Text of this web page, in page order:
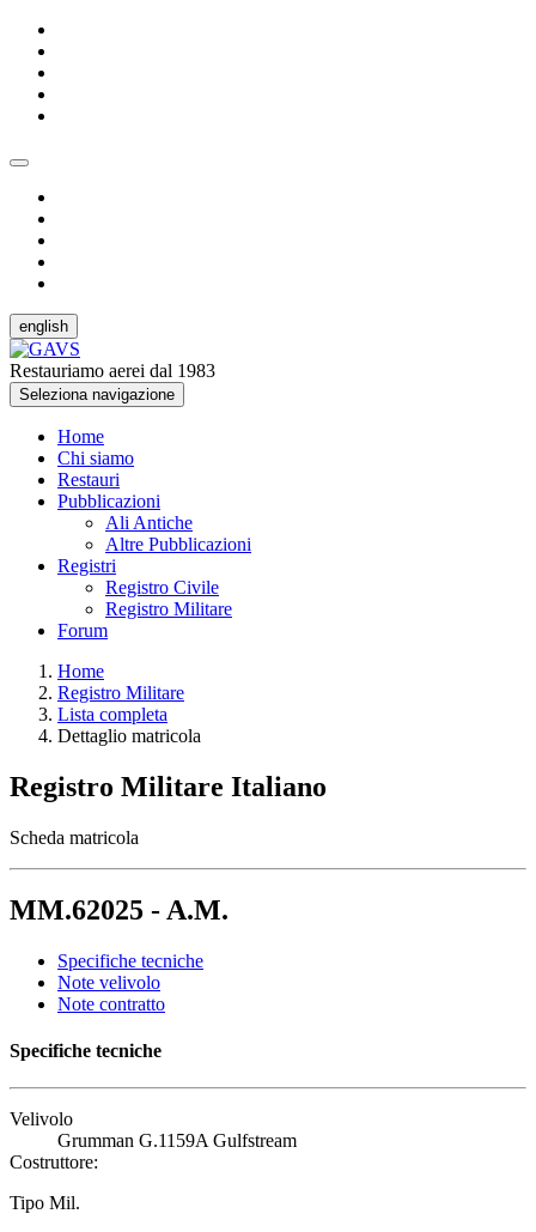
english
Restauriamo aerei dal 1983
Seleziona navigazione
Home
Chi siamo
Restauri
Pubblicazioni
Ali Antiche
Altre Pubblicazioni
Registri
Registro Civile
Registro Militare
Forum
Home
Registro Militare
Lista completa
Dettaglio matricola
Registro Militare Italiano
Scheda matricola
MM.62025 - A.M.
Specifiche tecniche
Note velivolo
Note contratto
Specifiche tecniche
Velivolo
Grumman G.1159A Gulfstream
Costruttore:
Tipo Mil.